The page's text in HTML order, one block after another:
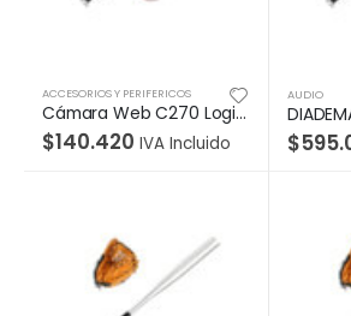
ACCESORIOS Y PERIFERICOS
Cámara Web C270 Logitech HD 3MP
$140.420 IVA Incluido
AUDIO
$